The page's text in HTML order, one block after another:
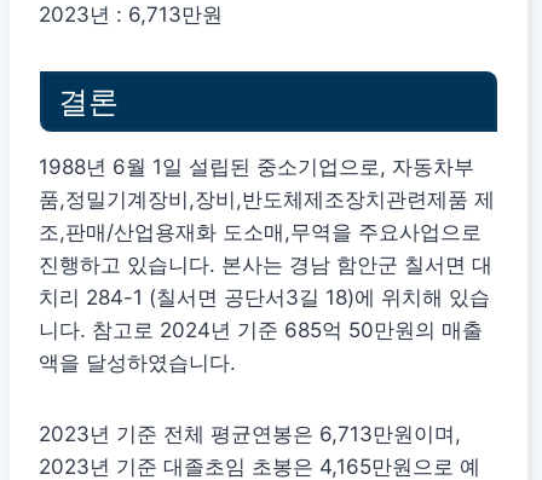
2023년 : 6,713만원
결론
1988년 6월 1일 설립된 중소기업으로, 자동차부
품,정밀기계장비,장비,반도체제조장치관련제품 제
조,판매/산업용재화 도소매,무역을 주요사업으로
진행하고 있습니다. 본사는 경남 함안군 칠서면 대
치리 284-1 (칠서면 공단서3길 18)에 위치해 있습
니다. 참고로 2024년 기준 685억 50만원의 매출
액을 달성하였습니다.
2023년 기준 전체 평균연봉은 6,713만원이며,
2023년 기준 대졸초임 초봉은 4,165만원으로 예